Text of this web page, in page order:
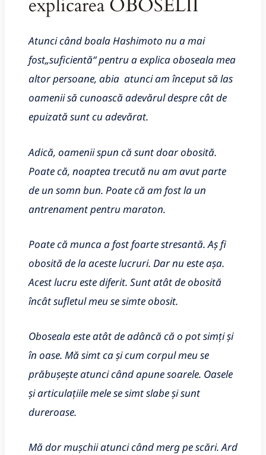
explicarea OBOSELII
Atunci când boala Hashimoto nu a mai
fost„suficientă“ pentru a explica oboseala mea
altor persoane, abia atunci am început să las
oamenii să cunoască adevărul despre cât de
epuizată sunt cu adevărat.
Adică, oamenii spun că sunt doar obosită.
Poate că, noaptea trecută nu am avut parte
de un somn bun. Poate că am fost la un
antrenament pentru maraton.
Poate că munca a fost foarte stresantă. Aș fi
obosită de la aceste lucruri. Dar nu este așa.
Acest lucru este diferit. Sunt atât de obosită
încât sufletul meu se simte obosit.
Oboseala este atât de adâncă că o pot simți și
în oase. Mă simt ca și cum corpul meu se
prăbușește atunci când apune soarele. Oasele
și articulațiile mele se simt slabe și sunt
dureroase.
Mă dor mușchii atunci când merg pe scări. Ard